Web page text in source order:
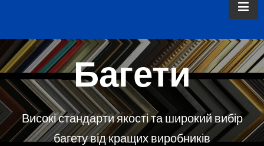
Багети
Високі стандарти якості та широкий вибір
багету від кращих виробників